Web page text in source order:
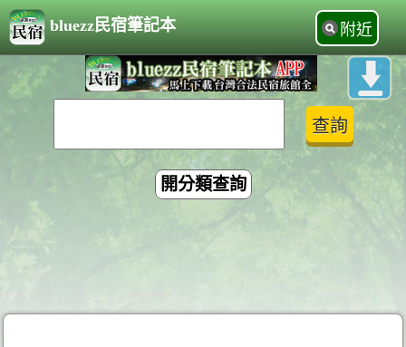
bluezz民宿筆記本 附近
開分類查詢